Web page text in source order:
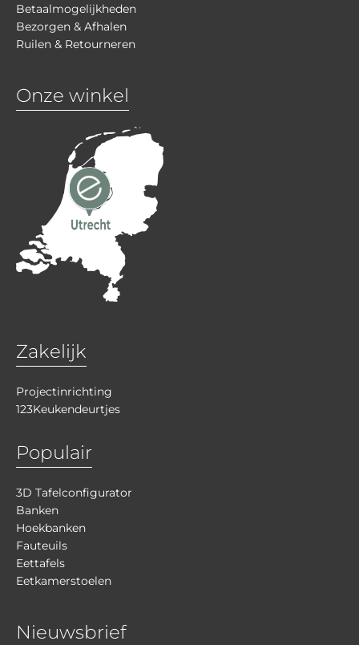
Betaalmogelijkheden
Bezorgen & Afhalen
Ruilen & Retourneren
Onze winkel
Zakelijk
Projectinrichting
123Keukendeurtjes
Populair
3D Tafelconfigurator
Banken
Hoekbanken
Fauteuils
Eettafels
Eetkamerstoelen
Nieuwsbrief